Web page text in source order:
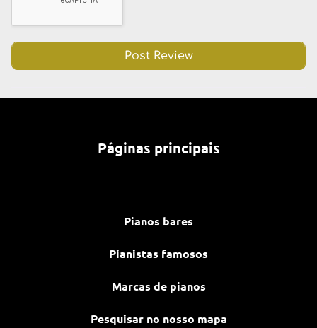
Páginas principais
Pianos bares
Pianistas famosos
Marcas de pianos
Pesquisar no nosso mapa